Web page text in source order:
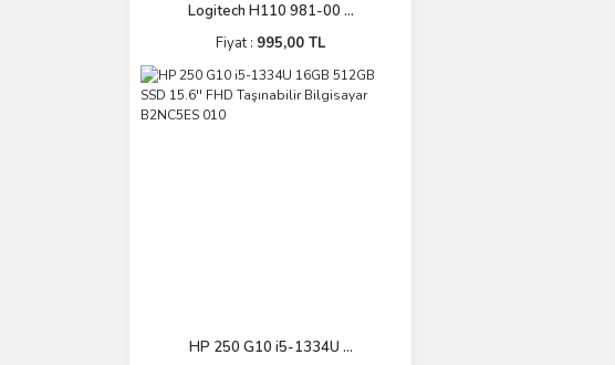
Logitech H110 981-00 ...
Fiyat : 995,00 TL
HP 250 G10 i5-1334U ...